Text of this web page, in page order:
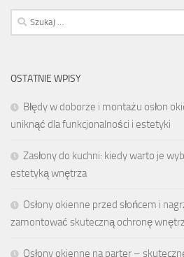
Szukaj:
OSTATNIE WPISY
Błędy w doborze i montażu osłon
uniknąć dla funkcjonalności i estetyki
Zasłony do kuchni: kiedy warto je
estetyką wnętrza
Osłony okienne przed słońcem i
zamontować skuteczną ochronę
Osłony okienne na parter –